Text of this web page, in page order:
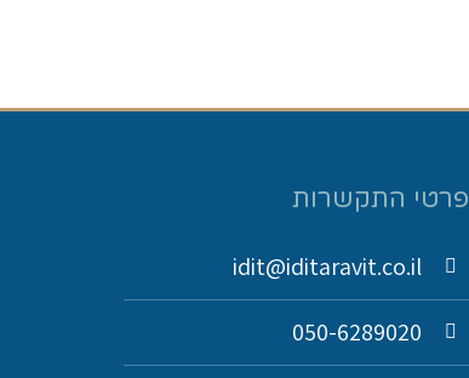
פרטי התקשרות
idit@iditaravit.co.il
050-6289020